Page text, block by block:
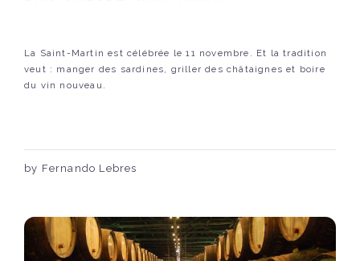
La Saint-Martin est célébrée le 11 novembre. Et la tradition
veut : manger des sardines, griller des châtaignes et boire
du vin nouveau.
by Fernando Lebres